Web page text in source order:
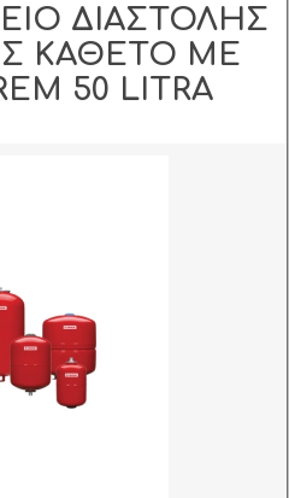
ΔΙΑΣΤΟΛΗΣ
ΚΑΘΕΤΟ ΜΕ
50 LITRA